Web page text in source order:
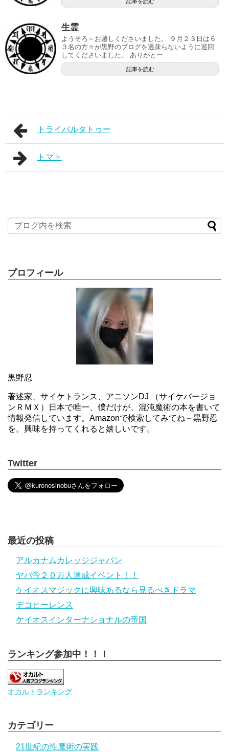
生霊
ようそろ～お越しくださいました。 ９月２３日は６
３名の方々が黒野のブログを過疎らないように巡回
してくださいました。 ありがとー...
記事を読む
トライバルタトゥー
トマト
プロフィール
黒野忍
著述家、サイケトランス、アニソンDJ （サイケバージョ
ンＲＭＸ）日本で唯一、僕だけが、混沌魔術の本を書いて
情報発信しています。Amazonで検索してみてね～黒野忍
を。興味を持ってくれると嬉しいです。
Twitter
最近の投稿
アルカナムカレッジジャパン
ヤバ帝２０万人達成イベント！！
ケイオスマジックに興味あるなら見るべきドラマ
デコヒーレンス
ケイオスインターナショナルの帝国
ランキング参加中！！！
オカルトランキング
カテゴリー
21世紀の性魔術の実践